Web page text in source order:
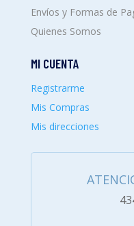
Envíos y Formas de
Quienes Somos
MI CUENTA
Registrarme
Mis Compras
Mis direcciones